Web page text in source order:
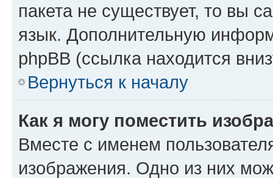
пакета не существует, то вы
язык. Дополнительную
phpBB (ссылка находится
Вернуться к началу
Как я могу поместить
Вместе с именем
изображения. Одно из них